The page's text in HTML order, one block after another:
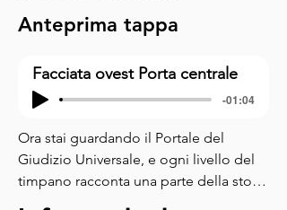
Anteprima tappa
Facciata ovest Porta centrale
-01:04
Ora stai guardando il Portale del
Giudizio Universale, e ogni livello del
timpano racconta una parte della storia